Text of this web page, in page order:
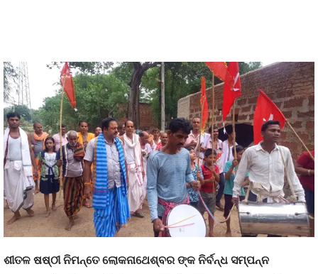
ଶୀତଳ ଷଷ୍ଠୀ ନିମନ୍ତେ ଲୋକନାଥେଶ୍ବର ଙ୍କ ନିର୍ବନ୍ଧ ସମ୍ପନ୍ନ